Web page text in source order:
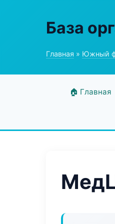
База
Главная » Южный
🏠 Главная